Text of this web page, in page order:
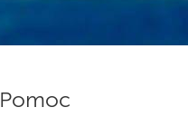
Pomoc